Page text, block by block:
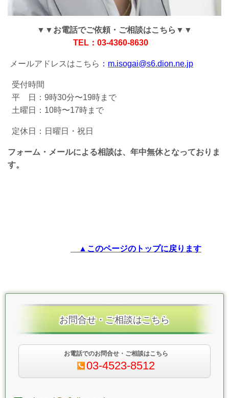
▼▼お電話でご依頼・ご相談はこちら▼▼
TEL：03-4360-8630
メールアドレスはこちら ： m.isogai@s6.dion.ne.jp
受付時間
平 日：9時30分〜19時まで
土曜日：10時〜17時まで
定休日：日曜日・祝日
フォーム・メールによる相談は、年中無休となっておりま
す。
▲このページのトップに戻ります
お問合せ・ご相談はこちら
お電話でのお問合せ・ご相談はこちら
03-4523-8512